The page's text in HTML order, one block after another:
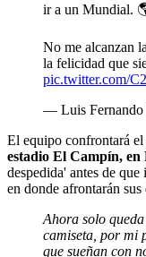
ir a un
No me alcanzan
la felicidad que
pic.twitter.com/
— Luis Fernando
El equipo confrontará
estadio El Campín, en
despedida' antes de
en donde afrontarán
Ahora solo
camiseta, por mi
que sueñan con